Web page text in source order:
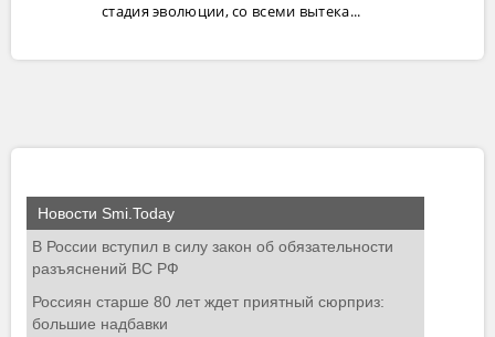
стадия эволюции, со всеми вытека...